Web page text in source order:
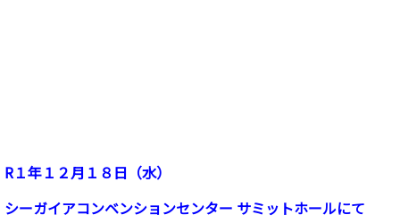
R１年１２月１８日（水）
シーガイアコンベンションセンター サミットホールにて